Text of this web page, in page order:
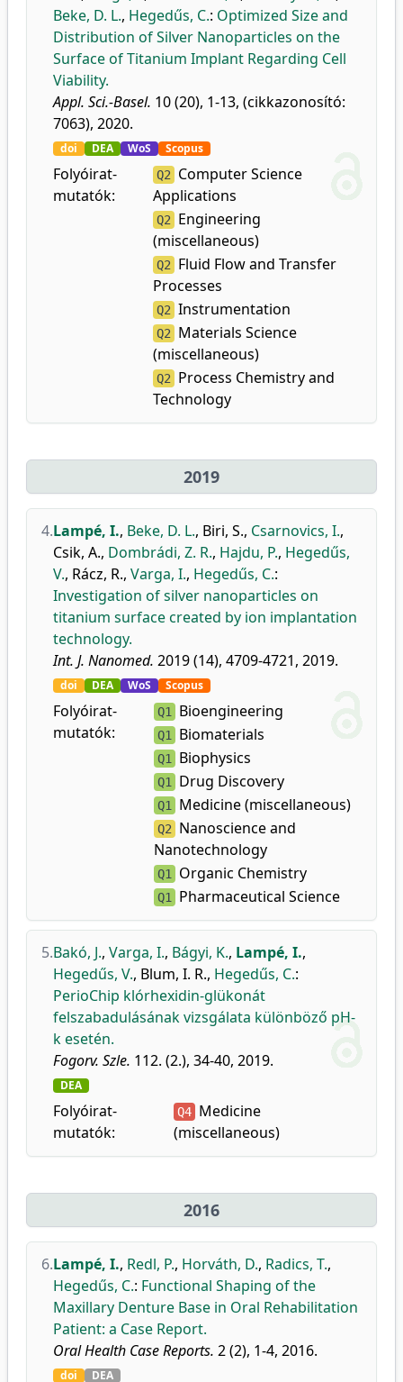
Beke, D. L., Hegedűs, C.: Optimized Size and
Distribution of Silver Nanoparticles on the
Surface of Titanium Implant Regarding Cell
Viability.
Appl. Sci.-Basel. 10 (20), 1-13, (cikkazonosító:
7063), 2020.
doi DEA WoS Scopus
Folyóirat-
mutatók:
Q2 Computer Science
Applications
Q2 Engineering
(miscellaneous)
Q2 Fluid Flow and Transfer
Processes
Q2 Instrumentation
Q2 Materials Science
(miscellaneous)
Q2 Process Chemistry and
Technology
2019
4.Lampé, I., Beke, D. L., Biri, S., Csarnovics, I.,
Csik, A., Dombrádi, Z. R., Hajdu, P., Hegedűs,
V., Rácz, R., Varga, I., Hegedűs, C.:
Investigation of silver nanoparticles on
titanium surface created by ion implantation
technology.
Int. J. Nanomed. 2019 (14), 4709-4721, 2019.
doi DEA WoS Scopus
Folyóirat-
mutatók:
Q1 Bioengineering
Q1 Biomaterials
Q1 Biophysics
Q1 Drug Discovery
Q1 Medicine (miscellaneous)
Q2
Nanoscience and
Nanotechnology
Q1 Organic Chemistry
Q1 Pharmaceutical Science
5.Bakó, J., Varga, I., Bágyi, K., Lampé, I.,
Hegedűs, V., Blum, I. R., Hegedűs, C.:
PerioChip klórhexidin-glükonát
felszabadulásának vizsgálata különböző pH-
k esetén.
Fogorv. Szle. 112. (2.), 34-40, 2019.
DEA
Folyóirat-
mutatók:
Q4 Medicine
(miscellaneous)
2016
6.Lampé, I., Redl, P., Horváth, D., Radics, T.,
Hegedűs, C.: Functional Shaping of the
Maxillary Denture Base in Oral Rehabilitation
Patient: a Case Report.
Oral Health Case Reports. 2 (2), 1-4, 2016.
doi DEA